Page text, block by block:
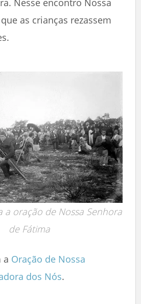
as crianças rezassem
a oração de Nossa Senhora
de Fátima
a Oração de Nossa
dos Nós.